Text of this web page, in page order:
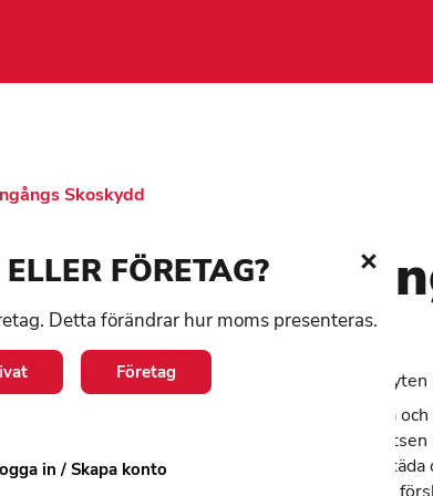
Skoskydd
Skoskydd av
Behåll skorna på
mattor från
på. Enklare att
FÖRETAG?
Detta förändrar hur moms presenteras.
Företag
in / Skapa konto